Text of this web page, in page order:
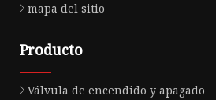
mapa del sitio
Producto
Válvula de encendido y apagado